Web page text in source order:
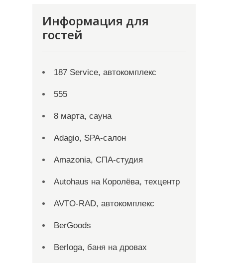
Информация для
гостей
187 Service, автокомплекс
555
8 марта, сауна
Adagio, SPA-салон
Amazonia, СПА-студия
Autohaus на Королёва, техцентр
AVTO-RAD, автокомплекс
BerGoods
Berloga, баня на дровах